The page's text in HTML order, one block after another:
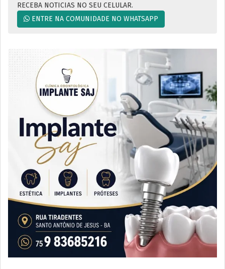
RECEBA NOTICIAS NO SEU CELULAR.
ENTRE NA COMUNIDADE NO WHATSAPP